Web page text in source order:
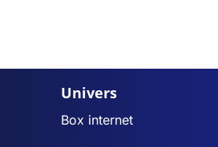
Univers
Box internet